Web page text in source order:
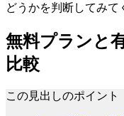
どうかを判断してみて
無料プランと
比較
この見出しのポイント